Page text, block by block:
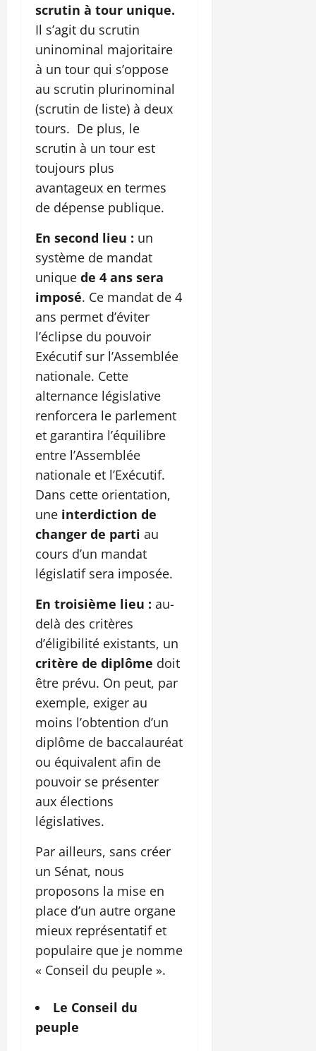
scrutin à tour unique.
Il s’agit du scrutin
uninominal majoritaire
à un tour qui s’oppose
au scrutin plurinominal
(scrutin de liste) à deux
tours. De plus, le
scrutin à un tour est
toujours plus
avantageux en termes
de dépense publique.
En second lieu : un
système de mandat
unique de 4 ans sera
imposé. Ce mandat de 4
ans permet d’éviter
l’éclipse du pouvoir
Exécutif sur l’Assemblée
nationale. Cette
alternance législative
renforcera le parlement
et garantira l’équilibre
entre l’Assemblée
nationale et l’Exécutif.
Dans cette orientation,
une interdiction de
changer de parti au
cours d’un mandat
législatif sera imposée.
En troisième lieu : au-
delà des critères
d’éligibilité existants, un
critère de diplôme doit
être prévu. On peut, par
exemple, exiger au
moins l’obtention d’un
diplôme de baccalauréat
ou équivalent afin de
pouvoir se présenter
aux élections
législatives.
Par ailleurs, sans créer
un Sénat, nous
proposons la mise en
place d’un autre organe
mieux représentatif et
populaire que je nomme
« Conseil du peuple ».
Le Conseil du
peuple